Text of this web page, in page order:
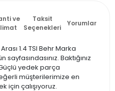
ve
Taksit
Seçenekleri
Yorumlar
1.4 TSI Behr Marka
Baktığınız
yedek parça
müşterilerimize en
için çalışıyoruz.